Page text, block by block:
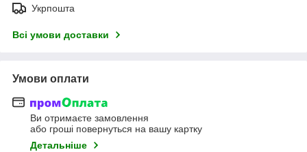
Укрпошта
Всі умови доставки
Умови оплати
Ви отримаєте замовлення
або гроші повернуться на вашу картку
Детальніше